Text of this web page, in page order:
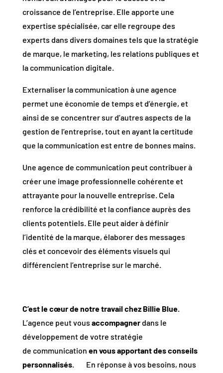
croissance de l’entreprise. Elle apporte une
expertise spécialisée, car elle regroupe des
experts dans divers domaines tels que la stratégie
de marque, le marketing, les relations publiques et
la communication digitale.
Externaliser la communication à une agence
permet une économie de temps et d’énergie, et
ainsi de se concentrer sur d’autres aspects de la
gestion de l’entreprise, tout en ayant la certitude
que la communication est entre de bonnes mains.
Une agence de communication peut contribuer à
créer une image professionnelle cohérente et
attrayante pour la nouvelle entreprise. Cela
renforce la crédibilité et la confiance auprès des
clients potentiels. Elle peut aider à définir
l’identité de la marque, élaborer des messages
clés et concevoir des éléments visuels qui
différencient l’entreprise sur le marché.
C’est le cœur de notre travail chez Billie Blue.
L’agence peut vous accompagnerdans le
développement de votre stratégie
de communication en vous apportant des conseils
personnalisés. En réponse à vos besoins, nous